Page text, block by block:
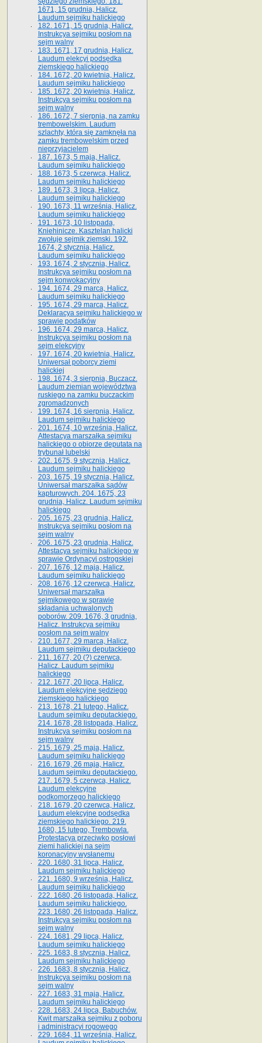
1671, 15 grudnia, Halicz.
Laudum sejmiku halickiego
182. 1671, 15 grudnia, Halicz.
Instrukcya sejmiku posłom na
sejm walny
183. 1671, 17 grudnia, Halicz.
Laudum elekcyi podsędka
ziemskiego halickiego
184. 1672, 20 kwietnia, Halicz.
Laudum sejmiku halickiego
185. 1672, 20 kwietnia, Halicz.
Instrukcya sejmiku posłom na
sejm walny
186. 1672, 7 sierpnia, na zamku
trembowelskim. Laudum
szlachty, która się zamknęła na
zamku trembowelskim przed
nieprzyjacielem
187. 1673, 5 maja, Halicz.
Laudum sejmiku halickiego
188. 1673, 5 czerwca, Halicz.
Laudum sejmiku halickiego
189. 1673, 3 lipca, Halicz.
Laudum sejmiku halickiego
190. 1673, 11 września, Halicz.
Laudum sejmiku halickiego
191. 1673, 10 listopada,
Kniehinicze. Kasztelan halicki
zwołuje sejmik ziemski. 192.
1674, 2 stycznia, Halicz.
Laudum sejmiku halickiego
193. 1674, 2 stycznia, Halicz.
Instrukcya sejmiku posłom na
sejm konwokacyjny
194. 1674, 29 marca, Halicz.
Laudum sejmiku halickiego
195. 1674, 29 marca, Halicz.
Deklaracya sejmiku halickiego w
sprawie podatków
196. 1674, 29 marca, Halicz.
Instrukcya sejmiku posłom na
sejm elekcyjny
197. 1674, 20 kwietnia, Halicz.
Uniwersał poborcy ziemi
halickiej
198. 1674, 3 sierpnia, Buczacz.
Laudum ziemian województwa
ruskiego na zamku buczackim
zgromadzonych
199. 1674, 16 sierpnia, Halicz.
Laudum sejmiku halickiego
201. 1674, 10 września, Halicz.
Attestacya marszałka sejmiku
halickiego o obiorze deputata na
trybunał lubelski
202. 1675, 9 stycznia, Halicz.
Laudum sejmiku halickiego
203. 1675, 19 stycznia, Halicz.
Uniwersał marszałka sądów
kapturowych. 204. 1675, 23
grudnia, Halicz. Laudum sejmiku
halickiego
205. 1675, 23 grudnia, Halicz.
Instrukcya sejmiku posłom na
sejm walny
206. 1675, 23 grudnia, Halicz.
Attestacya sejmiku halickiego w
sprawie Ordynacyi ostrogskiej
207. 1676, 12 maja, Halicz.
Laudum sejmiku halickiego
208. 1676, 12 czerwca, Halicz.
Uniwersał marszałka
sejmikowego w sprawie
składania uchwalonych
poborów. 209. 1676, 3 grudnia,
Halicz. Instrukcya sejmiku
posłom na sejm walny
210. 1677, 29 marca, Halicz.
Laudum sejmiku deputackiego
211. 1677, 20 (?) czerwca,
Halicz. Laudum sejmiku
halickiego
212. 1677, 20 lipca, Halicz.
Laudum elekcyjne sędziego
ziemskiego halickiego
213. 1678, 21 lutego, Halicz.
Laudum sejmiku deputackiego.
214. 1678, 28 listopada, Halicz.
Instrukcya sejmiku posłom na
sejm walny
215. 1679, 25 maja, Halicz.
Laudum sejmiku halickiego
216. 1679, 26 maja, Halicz.
Laudum sejmiku deputackiego.
217. 1679, 5 czerwca, Halicz.
Laudum elekcyjne
podkomorzego halickiego
218. 1679, 20 czerwca, Halicz.
Laudum elekcyjne podsędka
ziemskiego halickiego. 219.
1680, 15 lutego, Trembowla.
Protestacya przeciwko posłowi
ziemi halickiej na sejm
koronacyjny wysłanemu
220. 1680, 31 lipca, Halicz.
Laudum sejmiku halickiego
221. 1680, 9 września, Halicz.
Laudum sejmiku halickiego
222. 1680, 26 listopada, Halicz.
Laudum sejmiku halickiego.
223. 1680, 26 listopada, Halicz.
Instrukcya sejmiku posłom na
sejm walny
224. 1681, 29 lipca, Halicz.
Laudum sejmiku halickiego
225. 1683, 8 stycznia, Halicz.
Laudum sejmiku halickiego
226. 1683, 8 stycznia, Halicz.
Instrukcya sejmiku posłom na
sejm walny
227. 1683, 31 maja, Halicz.
Laudum sejmiku halickiego
228. 1683, 24 lipca, Babuchów.
Kwit marszałka sejmiku z poboru
i administracyi rogowego
229. 1684, 11 września, Halicz.